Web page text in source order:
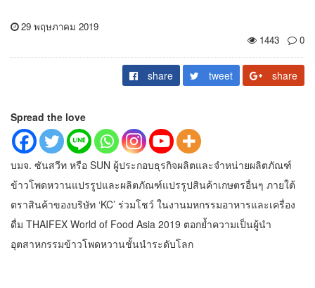
29 พฤษภาคม 2019
1443
0
share tweet share
Spread the love
บมจ. ซันสวีท หรือ SUN ผู้ประกอบธุรกิจผลิตและจำหน่ายผลิตภัณฑ์
ข้าวโพดหวานแปรรูปและผลิตภัณฑ์แปรรูปสินค้าเกษตรอื่นๆ ภายใต้
ตราสินค้าของบริษัท ‘KC’ ร่วมโชว์ ในงานมหกรรมอาหารและเครื่อง
ดื่ม THAIFEX World of Food Asia 2019 ตอกย้ำความเป็นผู้นำ
อุตสาหกรรมข้าวโพดหวานชั้นนำระดับโลก